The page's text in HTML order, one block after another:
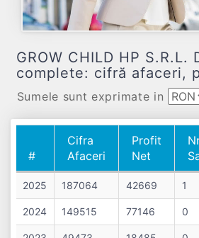
GROW CHILD HP
complete: cifră afaceri,
Sumele sunt exprimate in
#
Cifra
Afaceri
Profit
Net
#
Cifra
Afaceri
Profit
Net
2025 187064 42669 1
2024 149515 77146 0